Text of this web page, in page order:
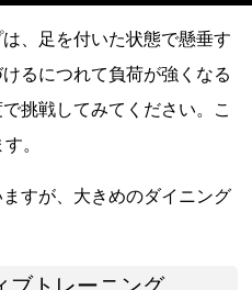
、足を付いた状態で懸垂す
るにつれて負荷が強くなる
挑戦してみてください。こ
。
すが、大きめのダイニング